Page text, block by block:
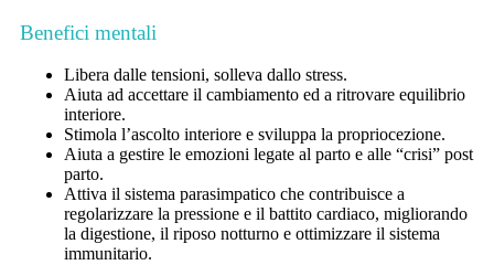
Benefici mentali
Libera dalle tensioni, solleva dallo stress.
Aiuta ad accettare il cambiamento ed a ritrovare equilibrio
interiore.
Stimola l’ascolto interiore e sviluppa la propriocezione.
Aiuta a gestire le emozioni legate al parto e alle “crisi” post
parto.
Attiva il sistema parasimpatico che contribuisce a
regolarizzare la pressione e il battito cardiaco, migliorando
la digestione, il riposo notturno e ottimizzare il sistema
immunitario.